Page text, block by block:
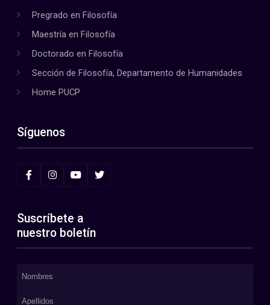
Pregrado en Filosofía
Maestría en Filosofía
Doctorado en Filosofía
Sección de Filosofía, Departamento de Humanidades
Home PUCP
Síguenos
Suscríbete a
nuestro boletín